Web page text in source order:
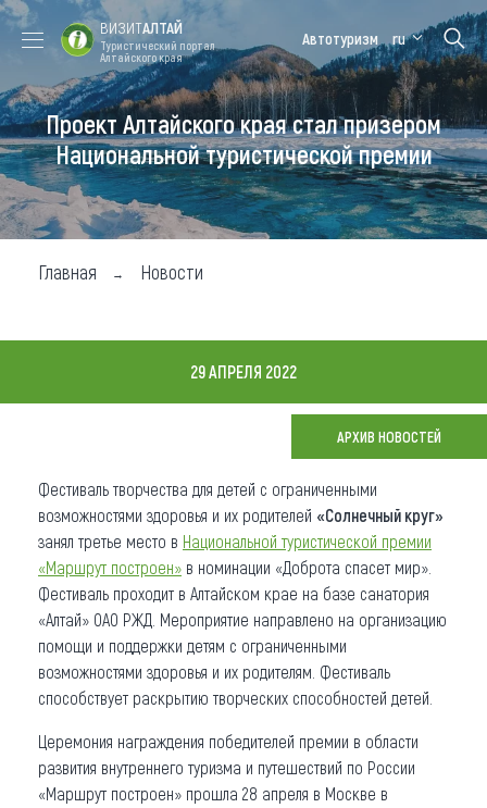
Форум VISIT
ALTAI
Цветение
маральника
Медицинский
форум
Алтайская
зимовка
Туры
Где побывать
Чем заняться
Где остановиться
Новости
Что привезти (сувениры)
О регионе
Коллекция впечатлений
Другие рубрики
ВИЗИТАЛТАЙ
Туристический портал
Алтайского края
Автотуризм ru
Проект Алтайского края стал призером
Национальной туристической премии
Главная Новости
29 АПРЕЛЯ 2022
АРХИВ НОВОСТЕЙ
Фестиваль творчества для детей с ограниченными
возможностями здоровья и их родителей «Солнечный круг»
занял третье место в Национальной туристической премии
«Маршрут построен» в номинации «Доброта спасет мир».
Фестиваль проходит в Алтайском крае на базе санатория
«Алтай» ОАО РЖД. Мероприятие направлено на организацию
помощи и поддержки детям с ограниченными
возможностями здоровья и их родителям. Фестиваль
способствует раскрытию творческих способностей детей.
Церемония награждения победителей премии в области
развития внутреннего туризма и путешествий по России
«Маршрут построен» прошла 28 апреля в Москве в